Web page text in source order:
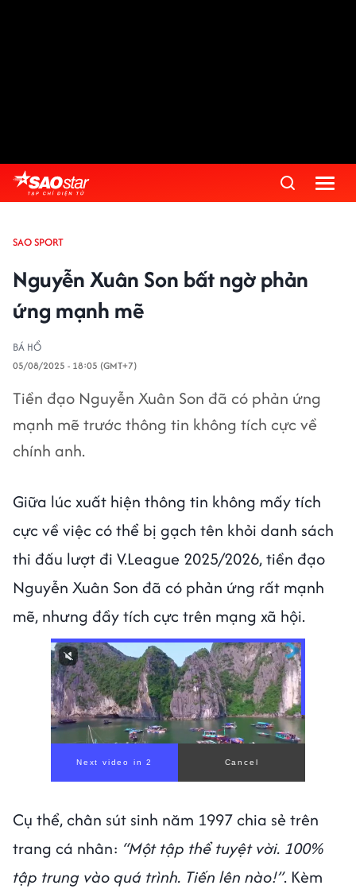
SAO SPORT
Nguyễn Xuân Son bất ngờ phản
ứng mạnh mẽ
BÁ HỔ
05/08/2025 - 18:05 (GMT+7)
Tiền đạo Nguyễn Xuân Son đã có phản ứng
mạnh mẽ trước thông tin không tích cực về
chính anh.
Giữa lúc xuất hiện thông tin không mấy tích
cực về việc có thể bị gạch tên khỏi danh sách
thi đấu lượt đi V.League 2025/2026, tiền đạo
Nguyễn Xuân Son đã có phản ứng rất mạnh
mẽ, nhưng đầy tích cực trên mạng xã hội.
Cụ thể, chân sút sinh năm 1997 chia sẻ trên
trang cá nhân: “Một tập thể tuyệt vời. 100%
tập trung vào quá trình. Tiến lên nào!”. Kèm